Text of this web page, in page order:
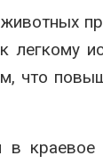
легкому
что
краевое